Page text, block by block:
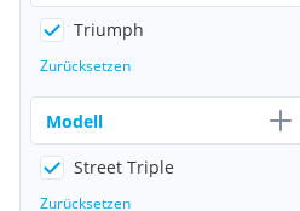
Triumph
Zurücksetzen
Modell
Street Triple
Zurücksetzen